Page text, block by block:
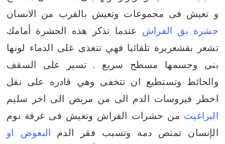
و تعيش فى مجموعات وتعيش بالقرب من الانسان
حشرة بق الفراش عندما تذكر هذه الحشرة أمامك
تشعر بقشعريرة تلقائيا فهي تتغذى على الدماء لونها
بنى وجسمها مسطح سريع .
تسير على السقف
والحائط وتستطيع ان تتخفى وهي قادره على نقل
اخطر فيروسات الدم الى من مريض الى اخر سليم
البراغيث من حشرات الفراش وتعيش فى غرفة نوم
الإنسان تمتص دمه وتسبب فقر الدم
البعوض او